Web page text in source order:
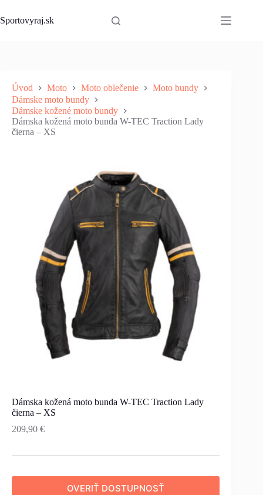
to
content
Sportovyraj.sk
Úvod Moto Moto oblečenie
Moto bundy
Dámske moto bundy
Dámske kožené moto bundy
Dámska kožená moto bunda W-TEC Traction Lady
čierna – XS
Dámska kožená moto bunda W-TEC Traction Lady
čierna – XS
209,90 €
OVERIŤ DOSTUPNOSŤ